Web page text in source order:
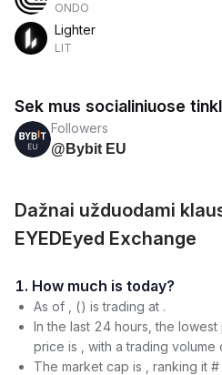
ONDO
Lighter
LIT
Sek mus socialiniuose
Followers
@Bybit EU
Dažnai užduodami
EYEDEyed Exchange
1. How much is today?
As of , () is trading at .
In the last 24 hours, the
price is , with a trading volume
The market cap is , ranking it